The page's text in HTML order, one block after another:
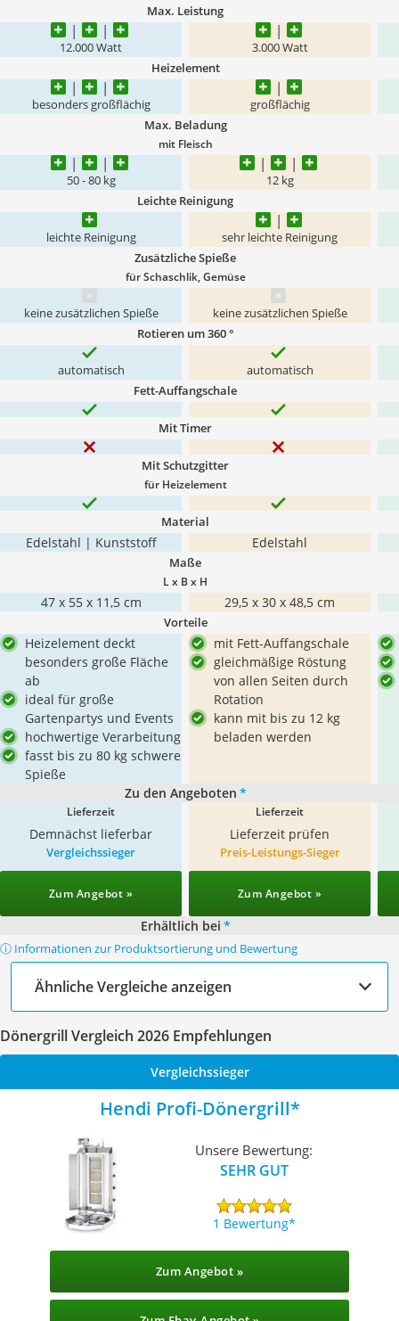
Max. Leistung
12.000 Watt 3.000 Watt
Heizelement
besonders großflächig großflächig
Max. Beladung
mit Fleisch
50 - 80 kg 12 kg
Leichte Reinigung
leichte Reinigung sehr leichte Reinigung
Zusätzliche Spieße
für Schaschlik, Gemüse
keine zusätzlichen Spieße keine zusätzlichen Spieße
Rotieren um 360 °
automatisch automatisch
Fett-Auffangschale
Mit Timer
Mit Schutzgitter
für Heizelement
Material
Edelstahl | Kunststoff Edelstahl
Maße
L x B x H
47 x 55 x 11,5 cm 29,5 x 30 x 48,5 cm
Vorteile
Heizelement deckt
besonders große Fläche
ab
ideal für große
Gartenpartys und Events
hochwertige Verarbeitung
fasst bis zu 80 kg schwere
Spieße
mit Fett-Auffangschale
gleichmäßige Röstung
von allen Seiten durch
Rotation
kann mit bis zu 12 kg
beladen werden
Zu den Angeboten *
Lieferzeit
Demnächst lieferbar
Lieferzeit
Lieferzeit prüfen
Vergleichssieger
Zum Angebot »
Preis-Leistungs-Sieger
Zum Angebot »
Erhältlich bei *
ⓘ Informationen zur Produktsortierung und Bewertung
Ähnliche Vergleiche anzeigen
Dönergrill Vergleich 2026 Empfehlungen
Vergleichssieger
Hendi Profi-Dönergrill
Unsere Bewertung:
SEHR GUT
1 Bewertung
Zum Angebot »